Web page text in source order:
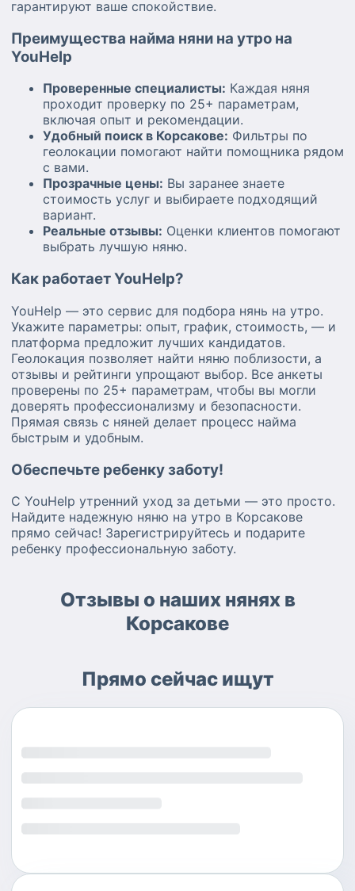
гарантируют ваше спокойствие.
Преимущества найма няни на утро на
YouHelp
Проверенные специалисты: Каждая няня
проходит проверку по 25+ параметрам,
включая опыт и рекомендации.
Удобный поиск в Корсакове: Фильтры по
геолокации помогают найти помощника рядом
с вами.
Прозрачные цены: Вы заранее знаете
стоимость услуг и выбираете подходящий
вариант.
Реальные отзывы: Оценки клиентов помогают
выбрать лучшую няню.
Как работает YouHelp?
YouHelp — это сервис для подбора нянь на утро.
Укажите параметры: опыт, график, стоимость, — и
платформа предложит лучших кандидатов.
Геолокация позволяет найти няню поблизости, а
отзывы и рейтинги упрощают выбор. Все анкеты
проверены по 25+ параметрам, чтобы вы могли
доверять профессионализму и безопасности.
Прямая связь с няней делает процесс найма
быстрым и удобным.
Обеспечьте ребенку заботу!
С YouHelp утренний уход за детьми — это просто.
Найдите надежную няню на утро в Корсакове
прямо сейчас! Зарегистрируйтесь и подарите
ребенку профессиональную заботу.
Отзывы о наших нянях в
Корсакове
Прямо сейчас ищут